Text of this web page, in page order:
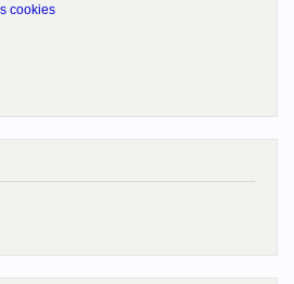
cookies